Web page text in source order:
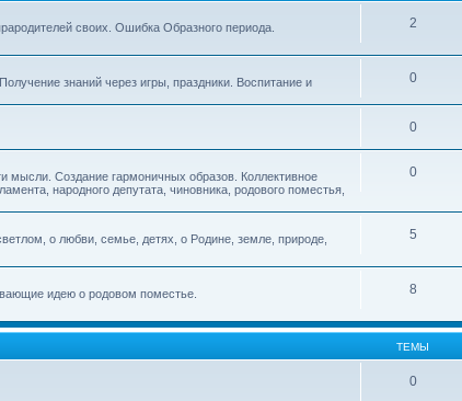
своих. Ошибка Образного периода. 2
знаний через игры, праздники. Воспитание и
0
0
мысли. Создание гармоничных образов. Коллективное
народного депутата, чиновника, родового поместья,
0
о любви, семье, детях, о Родине, земле, природе,
5
идею о родовом поместье. 8
ТЕМЫ
0